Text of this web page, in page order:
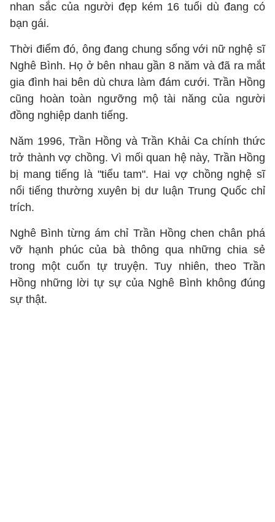
nhan sắc của người đẹp kém 16 tuổi dù đang có
bạn gái.
Thời điểm đó, ông đang chung sống với nữ nghệ sĩ
Nghê Bình. Họ ở bên nhau gần 8 năm và đã ra mắt
gia đình hai bên dù chưa làm đám cưới. Trần Hồng
cũng hoàn toàn ngưỡng mộ tài năng của người
đồng nghiệp danh tiếng.
Năm 1996, Trần Hồng và Trần Khải Ca chính thức
trở thành vợ chồng. Vì mối quan hệ này, Trần Hồng
bị mang tiếng là "tiểu tam". Hai vợ chồng nghệ sĩ
nổi tiếng thường xuyên bị dư luận Trung Quốc chỉ
trích.
Nghê Bình từng ám chỉ Trần Hồng chen chân phá
vỡ hạnh phúc của bà thông qua những chia sẻ
trong một cuốn tự truyện. Tuy nhiên, theo Trần
Hồng những lời tự sự của Nghê Bình không đúng
sự thật.